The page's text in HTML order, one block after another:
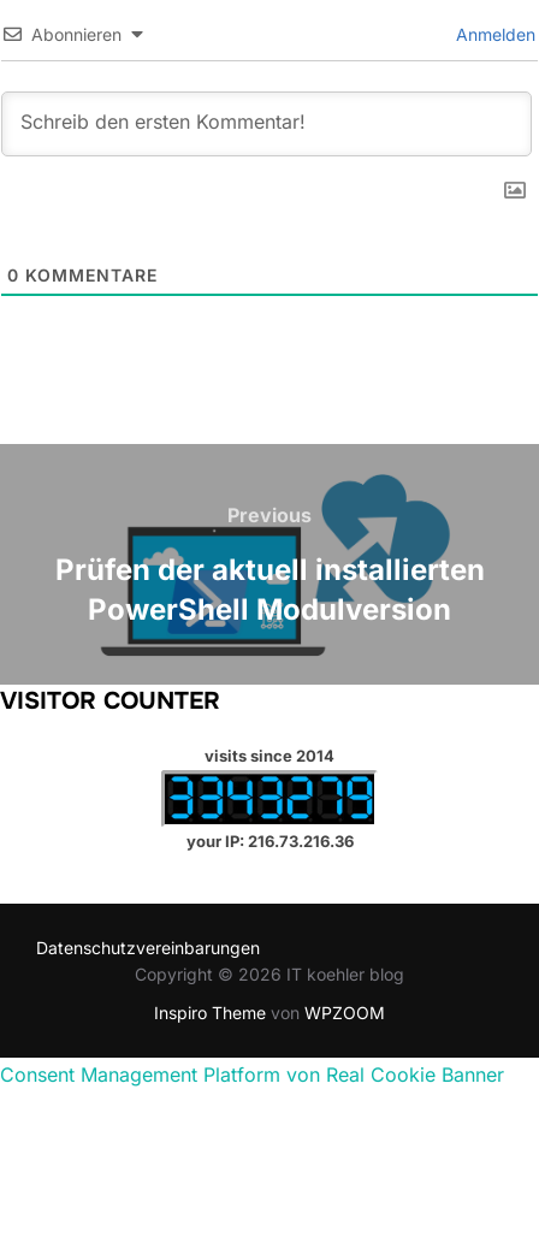
Abonnieren Anmelden
0 KOMMENTARE
Previous
Previous
Prüfen der aktuell installierten
PowerShell Modulversion
VISITOR COUNTER
visits since 2014
your IP: 216.73.216.36
Datenschutzvereinbarungen
Copyright © 2026 IT koehler blog
Inspiro Theme von WPZOOM
Consent Management Platform von Real Cookie Banner